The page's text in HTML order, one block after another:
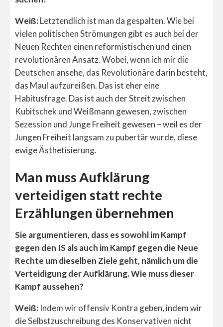
Weiß:Letztendlich ist man da gespalten. Wie bei
vielen politischen Strömungen gibt es auch bei der
Neuen Rechten einen reformistischen und einen
revolutionären Ansatz. Wobei, wenn ich mir die
Deutschen ansehe, das Revolutionäre darin besteht,
das Maul aufzureißen. Das ist eher eine
Habitusfrage. Das ist auch der Streit zwischen
Kubitschek und Weißmann gewesen, zwischen
Sezession und Junge Freiheit gewesen – weil es der
Jungen Freiheit langsam zu pubertär wurde, diese
ewige Ästhetisierung.
Man muss Aufklärung
verteidigen statt rechte
Erzählungen übernehmen
Sie argumentieren, dass es sowohl im Kampf
gegen den IS als auch im Kampf gegen die Neue
Rechte um dieselben Ziele geht, nämlich um die
Verteidigung der Aufklärung. Wie muss dieser
Kampf aussehen?
Weiß: Indem wir offensiv Kontra geben, indem wir
die Selbstzuschreibung des Konservativen nicht